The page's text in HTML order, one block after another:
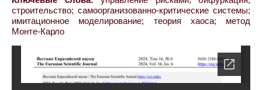
строительство; самоорганизованно-критические системы;
имитационное моделирование; теория хаоса; метод
Монте-Карло